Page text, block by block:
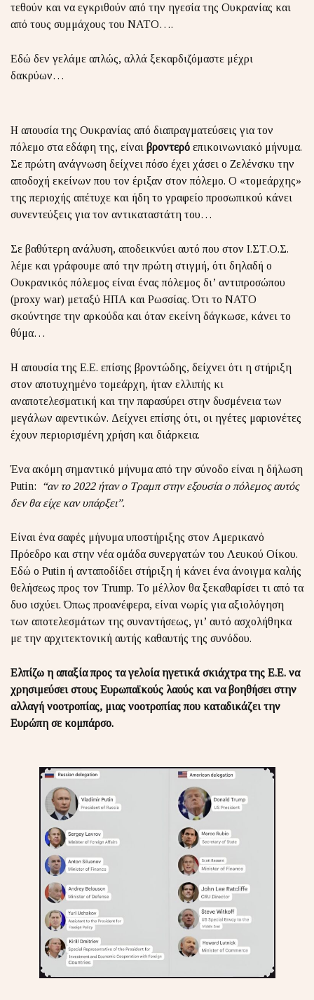
τεθούν και να εγκριθούν από την ηγεσία της Ουκρανίας και
από τους συμμάχους του ΝΑΤΟ….
Εδώ δεν γελάμε απλώς, αλλά ξεκαρδιζόμαστε μέχρι
δακρύων…
Η απουσία της Ουκρανίας από διαπραγματεύσεις για τον
πόλεμο στα εδάφη της, είναι βροντερό επικοινωνιακό μήνυμα.
Σε πρώτη ανάγνωση δείχνει πόσο έχει χάσει ο Ζελένσκυ την
αποδοχή εκείνων που τον έριξαν στον πόλεμο. Ο «τομεάρχης»
της περιοχής απέτυχε και ήδη το γραφείο προσωπικού κάνει
συνεντεύξεις για τον αντικαταστάτη του…
Σε βαθύτερη ανάλυση, αποδεικνύει αυτό που στον Ι.ΣΤ.Ο.Σ.
λέμε και γράφουμε από την πρώτη στιγμή, ότι δηλαδή ο
Ουκρανικός πόλεμος είναι ένας πόλεμος δι’ αντιπροσώπου
(proxy war) μεταξύ ΗΠΑ και Ρωσσίας. Ότι το ΝΑΤΟ
σκούντησε την αρκούδα και όταν εκείνη δάγκωσε, κάνει το
θύμα…
Η απουσία της Ε.Ε. επίσης βροντώδης, δείχνει ότι η στήριξη
στον αποτυχημένο τομεάρχη, ήταν ελλιπής κι
αναποτελεσματική και την παρασύρει στην δυσμένεια των
μεγάλων αφεντικών. Δείχνει επίσης ότι, οι ηγέτες μαριονέτες
έχουν περιορισμένη χρήση και διάρκεια.
Ένα ακόμη σημαντικό μήνυμα από την σύνοδο είναι η δήλωση
Putin:
“αν το 2022 ήταν ο Τραμπ στην εξουσία ο πόλεμος αυτός
δεν θα είχε καν υπάρξει”.
Είναι ένα σαφές μήνυμα υποστήριξης στον Αμερικανό
Πρόεδρο και στην νέα ομάδα συνεργατών του Λευκού Οίκου.
Εδώ ο Putin ή ανταποδίδει στήριξη ή κάνει ένα άνοιγμα καλής
θελήσεως προς τον Trump. Το μέλλον θα ξεκαθαρίσει τι από τα
δυο ισχύει. Όπως προανέφερα, είναι νωρίς για αξιολόγηση
των αποτελεσμάτων της συναντήσεως, γι’ αυτό ασχολήθηκα
με την αρχιτεκτονική αυτής καθαυτής της συνόδου.
Ελπίζω η απαξία προς τα γελοία ηγετικά σκιάχτρα της Ε.Ε. να
χρησιμεύσει στους Ευρωπαϊκούς λαούς και να βοηθήσει στην
αλλαγή νοοτροπίας, μιας νοοτροπίας που καταδικάζει την
Ευρώπη σε κομπάρσο.